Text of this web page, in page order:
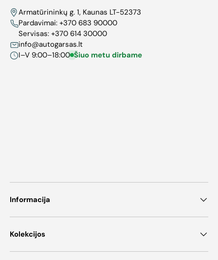
Armatūrininkų g. 1, Kaunas LT-52373
Pardavimai: +370 683 90000
Servisas: +370 614 30000
info@autogarsas.lt
I–V 9:00–18:00 Šiuo metu dirbame
Informacija
Kolekcijos